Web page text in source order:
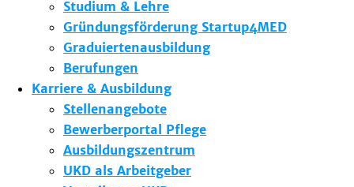
Studium & Lehre
Gründungsförderung Startup4MED
Graduiertenausbildung
Berufungen
Karriere & Ausbildung
Stellenangebote
Bewerberportal Pflege
Ausbildungszentrum
UKD als Arbeitgeber